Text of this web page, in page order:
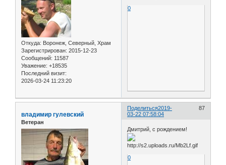
Откуда: Воронеж, Северный, Храм
Зарегистрирован: 2015-12-23
Сообщений: 11587
Уважение: +18535
Последний визит:
2026-03-24 11:23:20
0
Поделиться 87
2019-
03-22 07:58:04
владимир гулевский
Ветеран
Дмитрий, с рождением!
0